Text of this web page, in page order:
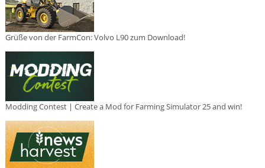
Grüße von der FarmCon: Volvo L90 zum Download!
Modding Contest | Create a Mod for Farming Simulator 25 and win!